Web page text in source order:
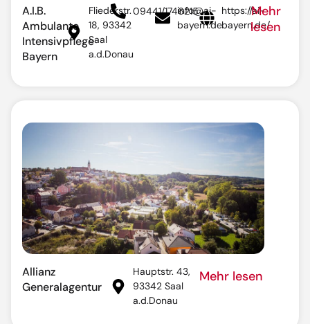
A.I.B.
Ambulante
Intensivpflege
Bayern
Fliederstr.
18, 93342
Saal
a.d.Donau
09441/1746215
info@ai-
bayern.de
https://ai-
bayern.de/
Mehr
lesen
Allianz
Generalagentur
Hauptstr. 43,
93342 Saal
a.d.Donau
Mehr lesen